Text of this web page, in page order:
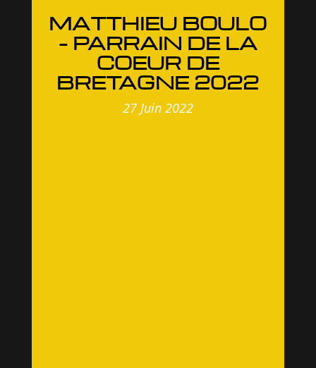
MATTHIEU BOULO
– PARRAIN DE LA
COEUR DE
BRETAGNE 2022
27 Juin 2022